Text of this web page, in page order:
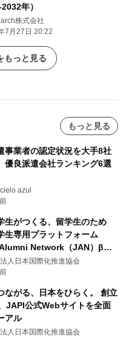
2032年）
株式会社
7月27日 20:22
もっと見る
もっと見る
事業者の認定状況を大手8社
優良派遣会社ランキング6選
azul
生がつくる、留学生のため
生専用プラットフォーム
Network（JAN）β版
ス
人日本国際化推進協会
ながる、日本をひらく。 創立
JAPI公式Webサイトを全面
アル
人日本国際化推進協会